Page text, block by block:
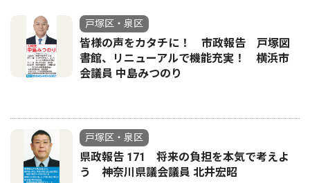
戸塚区・泉区
皆様の声をカタチに！ 市政報告 戸塚図
書館、リニューアルで機能充実！ 横浜市
会議員 中島みつのり
戸塚区・泉区
県政報告 171 将来の負担を本気で考えよ
う 神奈川県議会議員 北井宏昭